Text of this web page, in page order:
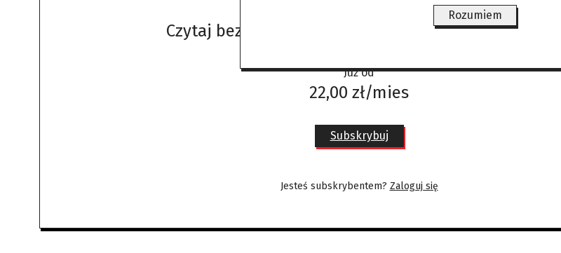
Czytaj bez żadnych ograniczeń gdzie i kiedy chcesz.
Już od
22,00 zł/mies
Subskrybuj
Jesteś subskrybentem? Zaloguj się
Rozumiem